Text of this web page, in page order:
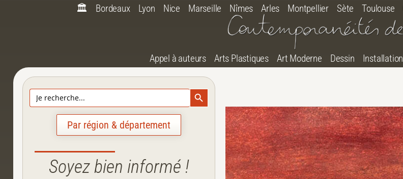
🏛️ Bordeaux Lyon Nice Marseille Nîmes Arles Montpellier Sète Toulouse
Appel à auteurs Arts Plastiques Art Moderne Dessin Installation
Search
for:
Search Button
Par région & département
Soyez bien informé !